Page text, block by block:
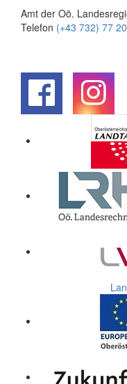
Amt der Oö.
Telefon (+43 732) 77